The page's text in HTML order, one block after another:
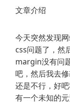
文章介绍
今天突然发现
css问题了，然
margin没有问
吧，然后我去
还是不行，好
有一个未知的